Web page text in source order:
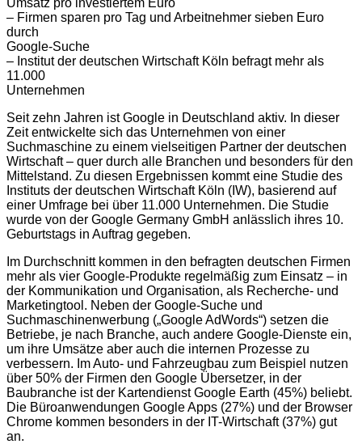
– Firmen sparen pro Tag und Arbeitnehmer sieben Euro
durch
Google-Suche
– Institut der deutschen Wirtschaft Köln befragt mehr als
11.000
Unternehmen
Seit zehn Jahren ist Google in Deutschland aktiv. In dieser
Zeit entwickelte sich das Unternehmen von einer
Suchmaschine zu einem vielseitigen Partner der deutschen
Wirtschaft – quer durch alle Branchen und besonders für den
Mittelstand. Zu diesen Ergebnissen kommt eine Studie des
Instituts der deutschen Wirtschaft Köln (IW), basierend auf
einer Umfrage bei über 11.000 Unternehmen. Die Studie
wurde von der Google Germany GmbH anlässlich ihres 10.
Geburtstags in Auftrag gegeben.
Im Durchschnitt kommen in den befragten deutschen Firmen
mehr als vier Google-Produkte regelmäßig zum Einsatz – in
der Kommunikation und Organisation, als Recherche- und
Marketingtool. Neben der Google-Suche und
Suchmaschinenwerbung („Google AdWords“) setzen die
Betriebe, je nach Branche, auch andere Google-Dienste ein,
um ihre Umsätze aber auch die internen Prozesse zu
verbessern. Im Auto- und Fahrzeugbau zum Beispiel nutzen
über 50% der Firmen den Google Übersetzer, in der
Baubranche ist der Kartendienst Google Earth (45%) beliebt.
Die Büroanwendungen Google Apps (27%) und der Browser
Chrome kommen besonders in der IT-Wirtschaft (37%) gut
an.